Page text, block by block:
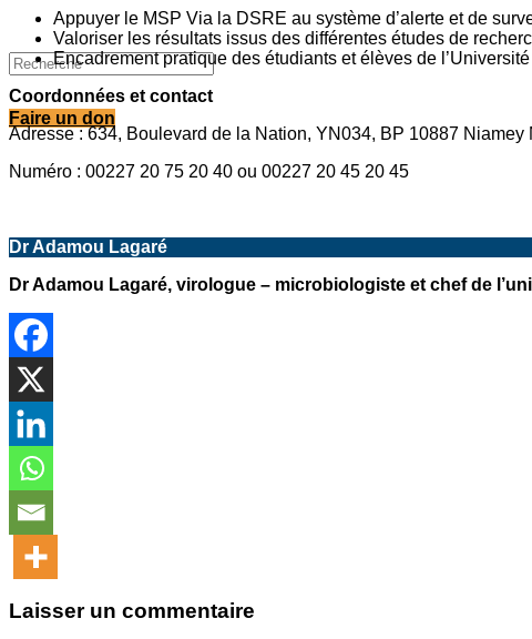
Faire un don
Appuyer le MSP Via la DSRE au système d’alerte et de
Valoriser les résultats issus des différentes études de
Encadrement pratique des étudiants et élèves de
Coordonnées et contact
Adresse : 634, Boulevard de la Nation, YN034, BP 10887 Niamey
Numéro : 00227 20 75 20 40 ou 00227 20 45 20 45
Dr Adamou Lagaré
Dr Adamou Lagaré, virologue – microbiologiste et chef de
Laisser un commentaire